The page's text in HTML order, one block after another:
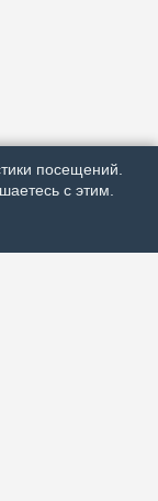
посещений.
с этим.